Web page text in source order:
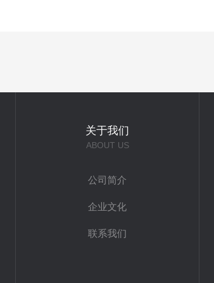
关于我们
ABOUT US
公司简介
企业文化
联系我们